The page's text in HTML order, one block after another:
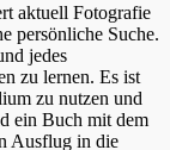
aktuell Fotografie
persönliche Suche.
jedes
zu lernen. Es ist
zu nutzen und
ein Buch mit dem
Ausflug in die